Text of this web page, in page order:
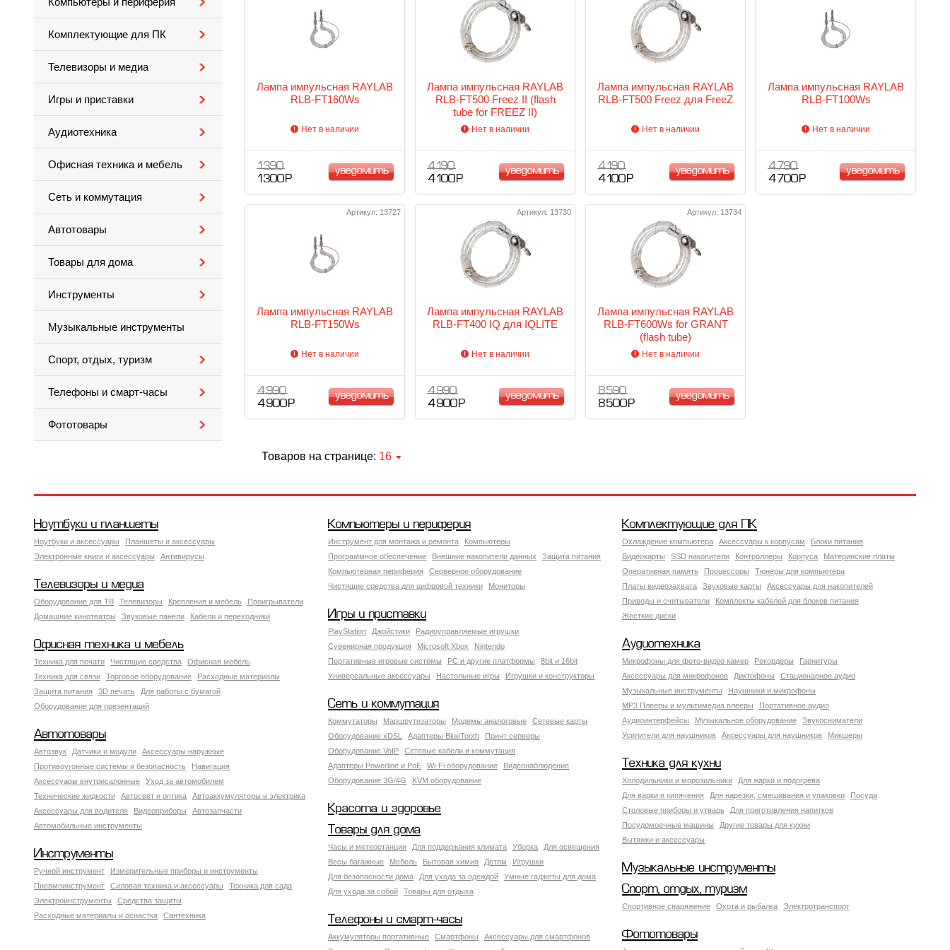
Комплектующие для ПК
Телевизоры и медиа
Игры и приставки
Аудиотехника
Офисная техника и мебель
Сеть и коммутация
Автотовары
Товары для дома
Инструменты
Музыкальные инструменты
Спорт, отдых, туризм
Телефоны и смарт-часы
Фототовары
Лампа импульсная RAYLAB
RLB-FT160Ws
Нет в наличии
1 390
1 300 Р
уведомить
Лампа импульсная RAYLAB
RLB-FT500 Freez II (flash
tube for FREEZ II)
Нет в наличии
4 190
4 100 Р
уведомить
Лампа импульсная RAYLAB
RLB-FT500 Freez для FreeZ
Нет в наличии
4 190
4 100 Р
уведомить
Лампа импульсная RAYLAB
RLB-FT100Ws
Нет в наличии
4 790
4 700 Р
уведомить
Артикул: 13727
Лампа импульсная RAYLAB
RLB-FT150Ws
Нет в наличии
4 990
4 900 Р
уведомить
Артикул: 13730
Лампа импульсная RAYLAB
RLB-FT400 IQ для IQLITE
Нет в наличии
4 990
4 900 Р
уведомить
Артикул: 13734
Лампа импульсная RAYLAB
RLB-FT600Ws for GRANT
(flash tube)
Нет в наличии
8 590
8 500 Р
уведомить
Товаров на странице: 16
Ноутбуки и планшеты
Ноутбуки и аксессуары
Планшеты и аксессуары
Электронные книги и аксессуары
Антивирусы
Компьютеры и периферия
Инструмент для монтажа и ремонта
Компьютеры
Программное обеспечение
Внешние накопители данных
Защита питания
Компьютерная периферия
Серверное оборудование
Чистящие средства для цифровой техники
Мониторы
Комплектующие для ПК
Охлаждение компьютера Аксессуары к корпусам
Блоки питания
Видеокарты
SSD накопители Контроллеры Корпуса
Материнские платы
Оперативная память
Процессоры
Тюнеры для компьютера
Платы видеозахвата
Звуковые карты
Аксессуары для накопителей
Приводы и считыватели
Комплекты кабелей для блоков питания
Жесткие диски
Телевизоры и медиа
Оборудование для ТВ Телевизоры Крепления и мебель
Проигрыватели
Домашние кинотеатры
Звуковые панели Кабели и переходники Игры и приставки
PlayStation Джойстики
Радиоуправляемые игрушки
Сувенирная продукция
Microsoft Xbox
Nintendo
Портативные игровые системы
PC и другие платформы
8bit и 16bit
Универсальные аксессуары
Настольные игры Игрушки и конструкторы
Аудиотехника
Микрофоны для фото-видео камер Рекордеры
Гарнитуры
Аксессуары для микрофонов
Диктофоны
Стационарное аудио
Музыкальные инструменты
Наушники и микрофоны
MP3 Плееры и мультимедиа плееры
Портативное аудио
Аудиоинтерфейсы
Музыкальное оборудование
Звукосниматели
Усилители для наушников
Аксессуары для наушников Микшеры
Офисная техника и мебель
Техника для печати Чистящие средства
Офисная мебель
Техника для связи
Торговое оборудование
Расходные материалы
Защита питания
3D печать
Для работы с бумагой
Оборудование для презентаций
Сеть и коммутация
Коммутаторы Маршрутизаторы Модемы аналоговые
Сетевые карты
Оборудование xDSL
Адаптеры BlueTooth
Принт серверы
Оборудование VoIP
Сетевые кабели и коммутация
Адаптеры Powerline и PoE
Wi-Fi оборудование
Видеонаблюдение
Оборудование 3G/4G
KVM оборудование
Автотовары
Автозвук Датчики и модули
Аксессуары наружные
Противоугонные системы и безопасность
Навигация
Аксесcуары внутрисалонные
Уход за автомобилем
Технические жидкости
Автосвет и оптика
Автоаккумуляторы и электрика
Аксессуары для водителя
Видеоприборы
Автозапчасти
Автомобильные инструменты
Техника для кухни
Холодильники и морозильники
Для жарки и подогрева
Для варки и кипячения
Для нарезки, смешивания и упаковки
Посуда
Столовые приборы и утварь
Для приготовления напитков
Посудомоечные машины
Другие товары для кухни
Вытяжки и аксессуары
Красота и здоровье
Товары для дома
Часы и метеостанции Для поддержания климата Уборка
Для освещения
Весы багажные
Мебель Бытовая химия Детям
Игрушки
Для безопасности дома
Для ухода за одеждой
Умные гаджеты для дома
Для ухода за собой
Товары для отдыха
Инструменты
Ручной инструмент
Измерительные приборы и инструменты
Пневмоинструмент
Силовая техника и аксессуары
Техника для сада
Электроинструменты
Средства защиты
Расходные материалы и оснастка
Сантехника
Музыкальные инструменты
Спорт, отдых, туризм
Спортивное снаряжение Охота и рыбалка Электротранспорт
Телефоны и смарт-часы
Аккумуляторы портативные Смартфоны
Аксессуары для смартфонов
Фототовары